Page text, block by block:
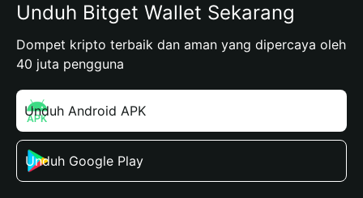
Unduh Bitget Wallet Sekarang
Dompet kripto terbaik dan aman yang dipercaya oleh
40 juta pengguna
Unduh Android APK
Unduh Google Play